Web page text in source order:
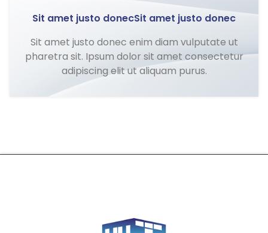
Sit amet justo donecSit amet justo donec
Sit amet justo donec enim diam vulputate ut
pharetra sit. Ipsum dolor sit amet consectetur
adipiscing elit ut aliquam purus.